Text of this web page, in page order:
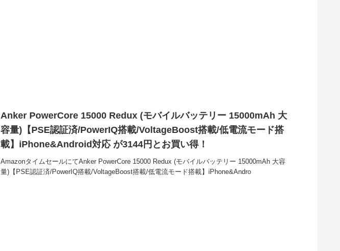
Anker PowerCore 15000 Redux (モバイルバッテリー 15000mAh 大
容量)【PSE認証済/PowerIQ搭載/VoltageBoost搭載/低電流モード搭
載】iPhone&Android対応 が3144円とお買い得！
AmazonタイムセールにてAnker PowerCore 15000 Redux (モバイルバッテリー 15000mAh 大容
量)【PSE認証済/PowerIQ搭載/VoltageBoost搭載/低電流モード搭載】iPhone&Andro